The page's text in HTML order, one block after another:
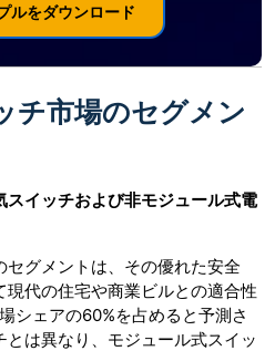
ルをダウンロード
チ市場のセグメン
イッチおよび非モジュール式電
グメントは、その優れた安全
代の住宅や商業ビルとの適合性
シェアの60%を占めると予測さ
は異なり、モジュール式スイッ